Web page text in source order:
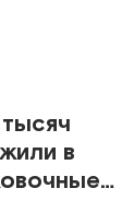
в